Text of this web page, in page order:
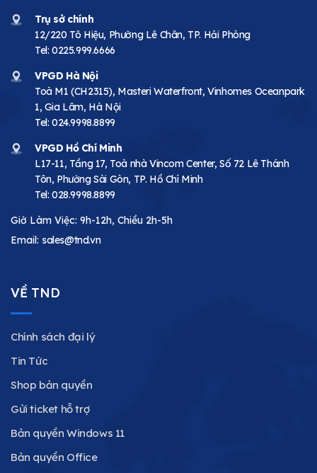
Trụ sở chính
12/220 Tô Hiệu, Phường Lê Chân, TP. Hải Phòng
Tel: 0225.999.6666
VPGD Hà Nội
Toà M1 (CH2315), Masteri Waterfront, Vinhomes Oceanpark
1, Gia Lâm, Hà Nội
Tel: 024.9998.8899
VPGD Hồ Chí Minh
L17-11, Tầng 17, Toà nhà Vincom Center, Số 72 Lê Thánh
Tôn, Phường Sài Gòn, TP. Hồ Chí Minh
Tel: 028.9998.8899
Giờ Làm Việc: 9h-12h, Chiều 2h-5h
Email: sales@tnd.vn
VỀ TND
Chính sách đại lý
Tin Tức
Shop bản quyền
Gửi ticket hỗ trợ
Bản quyền Windows 11
Bản quyền Office